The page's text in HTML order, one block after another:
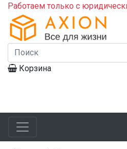
Работаем только с
Корзина